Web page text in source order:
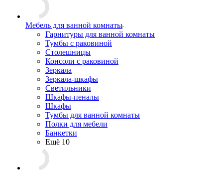
Мебель для ванной комнаты
Гарнитуры для ванной комнаты
Тумбы с раковиной
Столешницы
Консоли с раковиной
Зеркала
Зеркала-шкафы
Светильники
Шкафы-пеналы
Шкафы
Тумбы для ванной комнаты
Полки для мебели
Банкетки
Ещё 10